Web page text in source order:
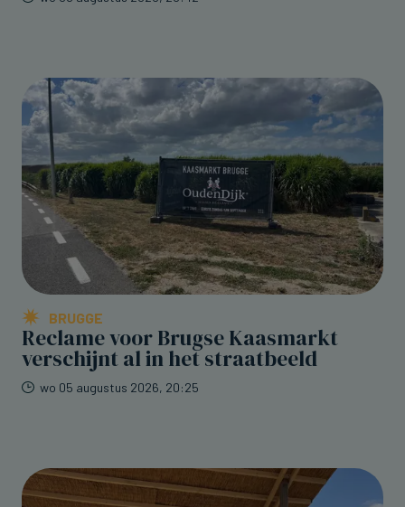
BRUGGE
Reclame voor Brugse Kaasmarkt
verschijnt al in het straatbeeld
wo 05 augustus 2026, 20:25